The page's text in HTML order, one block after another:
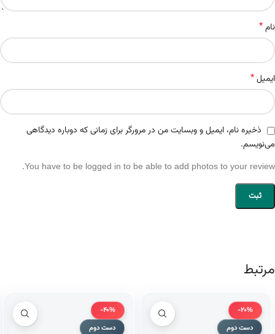
نام*
ایمیل*
ذخیره نام، ایمیل و وبسایت من در مرورگر برای زمانی که دوباره دیدگاهی
می‌نویسم.
You have to be logged in to be able to add photos to your review.
مرتبط
-20%
دست دوم
-40%
دست دوم